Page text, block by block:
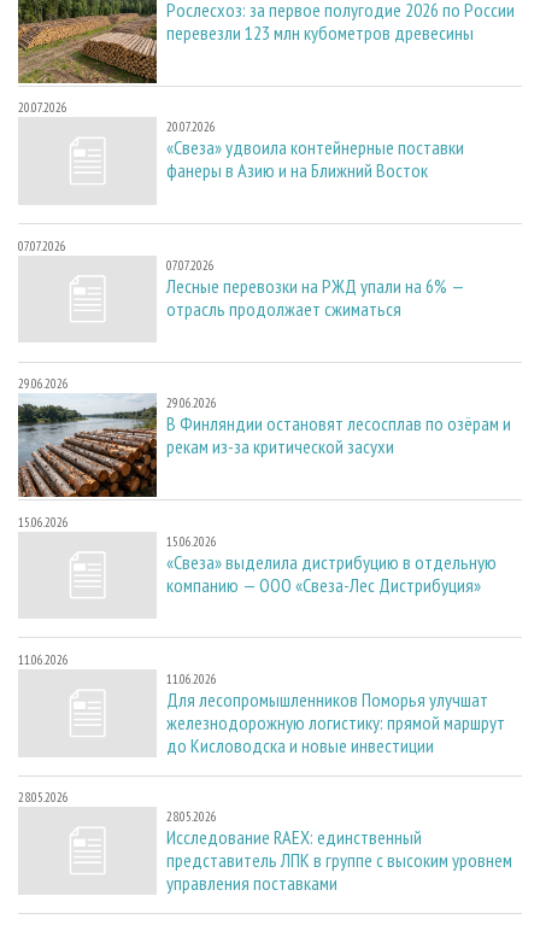
Рослесхоз: за первое полугодие 2026 по России
перевезли 123 млн кубометров древесины
20.07.2026
20.07.2026
«Свеза» удвоила контейнерные поставки
фанеры в Азию и на Ближний Восток
07.07.2026
07.07.2026
Лесные перевозки на РЖД упали на 6% —
отрасль продолжает сжиматься
29.06.2026
29.06.2026
В Финляндии остановят лесосплав по озёрам и
рекам из-за критической засухи
15.06.2026
15.06.2026
«Свеза» выделила дистрибуцию в отдельную
компанию — ООО «Свеза-Лес Дистрибуция»
11.06.2026
11.06.2026
Для лесопромышленников Поморья улучшат
железнодорожную логистику: прямой маршрут
до Кисловодска и новые инвестиции
28.05.2026
28.05.2026
Исследование RAEX: единственный
представитель ЛПК в группе с высоким уровнем
управления поставками